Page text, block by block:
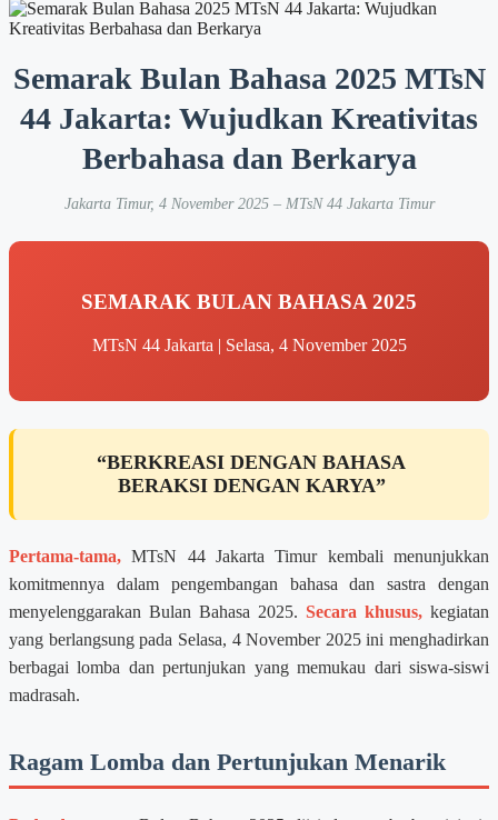
Semarak Bulan Bahasa 2025 MTsN
44 Jakarta: Wujudkan Kreativitas
Berbahasa dan Berkarya
Jakarta Timur, 4 November 2025 – MTsN 44 Jakarta Timur
SEMARAK BULAN BAHASA 2025
MTsN 44 Jakarta | Selasa, 4 November 2025
“BERKREASI DENGAN BAHASA
BERAKSI DENGAN KARYA”
Pertama-tama, MTsN 44 Jakarta Timur kembali menunjukkan
komitmennya dalam pengembangan bahasa dan sastra dengan
menyelenggarakan Bulan Bahasa 2025. Secara khusus, kegiatan
yang berlangsung pada Selasa, 4 November 2025 ini menghadirkan
berbagai lomba dan pertunjukan yang memukau dari siswa-siswi
madrasah.
Ragam Lomba dan Pertunjukan Menarik